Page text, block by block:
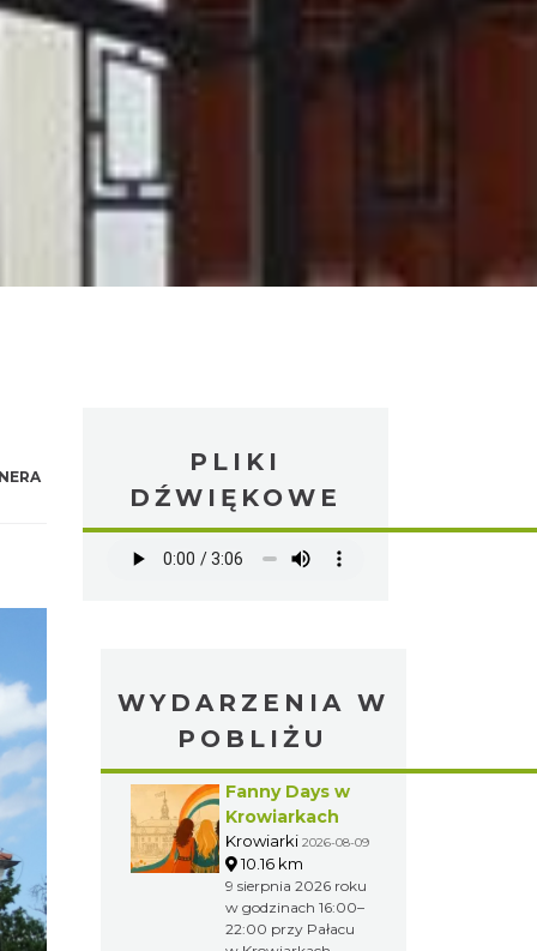
PLIKI
DŹWIĘKOWE
WYDARZENIA W
POBLIŻU
Fanny Days w
Krowiarkach
Krowiarki 2026-08-09
10.16 km
9 sierpnia 2026 roku
w godzinach 16:00–
22:00 przy Pałacu